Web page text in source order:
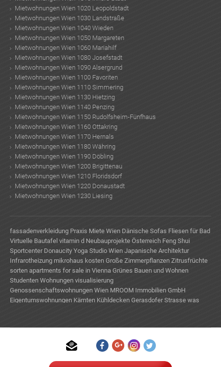
Mietwohnungen Wien 1020 Leopoldstadt
Mietwohnungen Wien 1030 Landstraße
Mietwohnungen Wien 1040 Wieden
Mietwohnungen Wien 1050 Margareten
Mietwohnungen Wien 1060 Mariahilf
Mietwohnungen Wien 1080 Josefstadt
Mietwohnungen Wien 1090 Alsergrund
Mietwohnungen Wien 1100 Favoriten
Mietwohnungen Wien 1110 Simmering
Mietwohnungen Wien 1130 Hietzing
Mietwohnungen Wien 1140 Penzing
Mietwohnungen Wien 1150 Rudolfsheim-Fünfhaus
Mietwohnungen Wien 1160 Ottakring
Mietwohnungen Wien 1170 Hernals
Mietwohnungen Wien 1180 Währing
Mietwohnungen Wien 1190 Döbling
Mietwohnungen Wien 1200 Brigittenau
Mietwohnungen Wien 1210 Floridsdorf
Mietwohnungen Wien 1220 Donaustadt
Mietwohnungen Wien 1230 Liesing
fassadenverkleidung Praxis Miete Wien Dänische Sofas Fliesen für Bad
Virtuelle Bautafel vitamin d Neubauprojekte Österreich Feng Shui
Sportcenter Donaucity Yoga Studio Wien Japanische Architektur
Infrarotheizung mikrohaus kosten Große Zimmerpflanzen Zitrusfrüchte
sorten apartments for sale in Vienna Grünes Bauen und Wohnen
Studenten Wohnungen visualisierung
Genossenschaftswohnungen Wien MROOM Immobilien GmbH
Eigentumswohnungen Kärnten Kühldecken Gerasdofer Strasse was